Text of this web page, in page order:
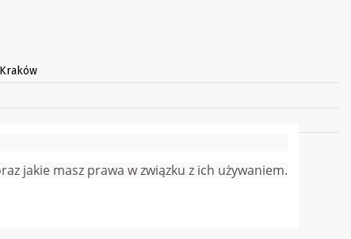
jakie masz prawa w związku z ich używaniem.